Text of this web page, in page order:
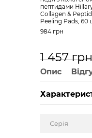
пептидами
Collagen &
Peeling Pads, 60
984 грн
1 457
Опис
Серія